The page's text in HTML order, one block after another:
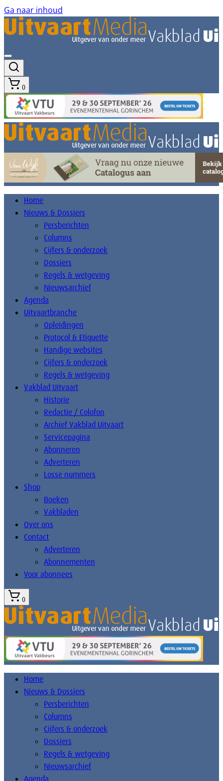
Ga naar inhoud
0
Home
Nieuws & Dossiers
Persberichten
Columns
Cijfers & onderzoek
Dossiers
Regels & wetgeving
Nieuwsarchief
Agenda
Uitvaartbranche
Opleidingen
Protocol & Etiquette
Handige websites
Cijfers & onderzoek
Regels & wetgeving
Vakblad Uitvaart
Historie
Redactie / Colofon
Archief Vakblad Uitvaart
Servicepagina
Abonneren
Adverteren
Losse nummers
Shop
Boeken
Vakbladen
Over ons
Contact
Adverteren
Abonnementen
Voor abonnees
0
Home
Nieuws & Dossiers
Persberichten
Columns
Cijfers & onderzoek
Dossiers
Regels & wetgeving
Nieuwsarchief
Agenda